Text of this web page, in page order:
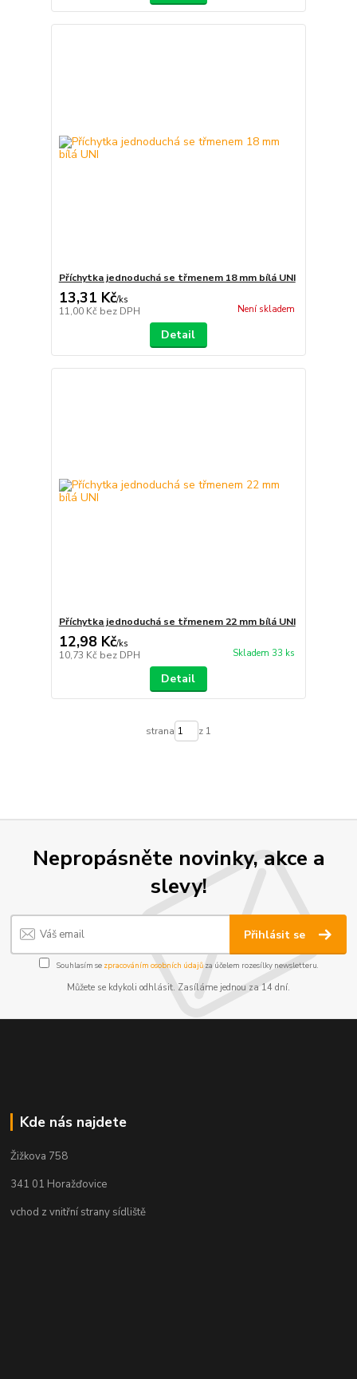
Příchytka jednoduchá se třmenem 18 mm bílá UNI
13,31 Kč/ks
11,00 Kč bez DPH Není skladem
Detail
Příchytka jednoduchá se třmenem 22 mm bílá UNI
12,98 Kč/ks
10,73 Kč bez DPH Skladem 33 ks
Detail
strana z 1
Nepropásněte novinky, akce a
slevy!
Přihlásit se
Souhlasím se zpracováním osobních údajůza účelem rozesílky newsletteru.
Můžete se kdykoli odhlásit. Zasíláme jednou za 14 dní.
Kde nás najdete
Žižkova 758
341 01 Horažďovice
vchod z vnitřní strany sídliště